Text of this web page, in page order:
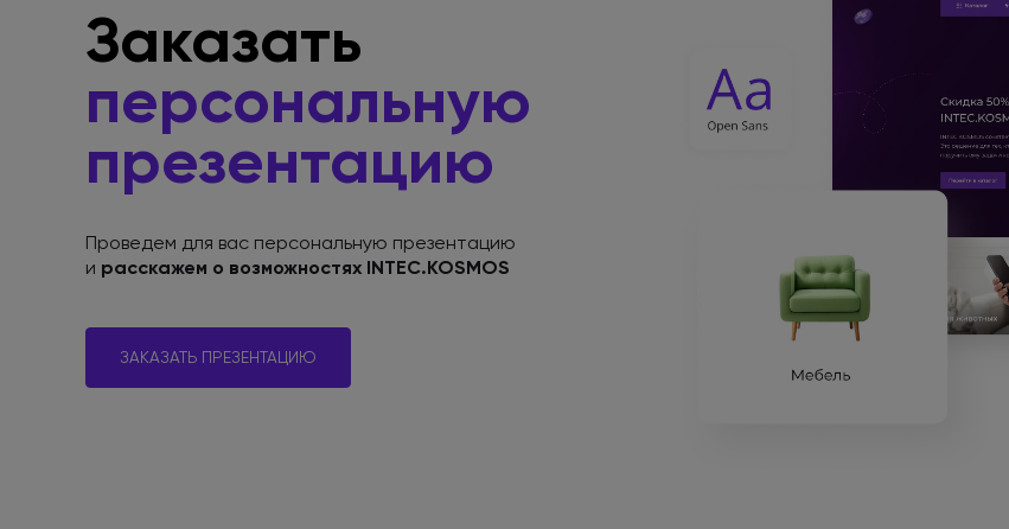
Заказать
персональную
презентацию
Проведем для вас персональную презентацию
и расскажем о возможностях INTEC.KOSMOS
ЗАКАЗАТЬ ПРЕЗЕНТАЦИЮ